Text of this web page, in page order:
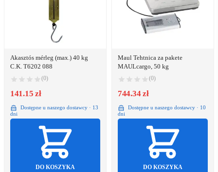
Akasztós mérleg (max.) 40 kg
C.K. T6202 088
(0)
141.15 zł
Dostępne u naszego dostawcy · 13
dni
DO KOSZYKA
Maul Tehtnica za pakete
MAULcargo, 50 kg
(0)
744.34 zł
Dostępne u naszego dostawcy · 10
dni
DO KOSZYKA